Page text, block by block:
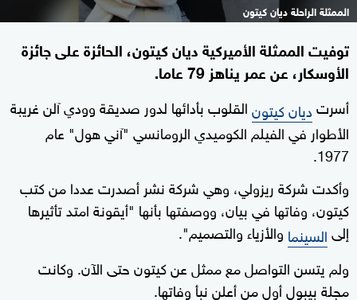
الممثلة الراحلة ديان كيتون
توفيت الممثلة الأميركية ديان كيتون، الحائزة على جائزة
الأوسكار، عن عمر يناهز 79 عاما.
أسرتديان كيتونالقلوب بأدائها لدور صديقة وودي آلن غريبة
الأطوار في الفيلم الكوميدي الرومانسي "آني هول" عام
1977.
وأكدت شركة ريزولي، وهي شركة نشر أصدرت عددا من كتب
كيتون، وفاتها في بيان، ووصفتها بأنها "أيقونة امتد تأثيرها
إلىالسينما والأزياء والتصميم".
ولم يتسن التواصل مع ممثل عن كيتون حتى الآن. وكانت
مجلة بيبول أول من أعلن نبأ وفاتها.